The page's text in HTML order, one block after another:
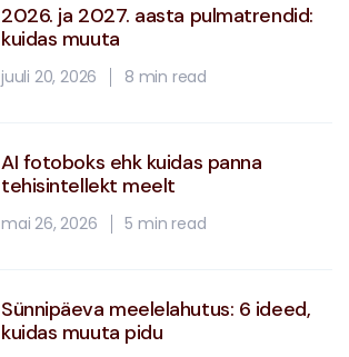
2026. ja 2027. aasta pulmatrendid:
kuidas muuta
juuli 20, 2026 8 min read
AI fotoboks ehk kuidas panna
tehisintellekt meelt
mai 26, 2026 5 min read
Sünnipäeva meelelahutus: 6 ideed,
kuidas muuta pidu